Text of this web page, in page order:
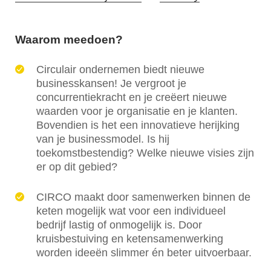
Waarom meedoen?
Circulair ondernemen biedt nieuwe
businesskansen! Je vergroot je
concurrentiekracht en je creëert nieuwe
waarden voor je organisatie en je klanten.
Bovendien is het een innovatieve herijking
van je businessmodel. Is hij
toekomstbestendig? Welke nieuwe visies zijn
er op dit gebied?
CIRCO maakt door samenwerken binnen de
keten mogelijk wat voor een individueel
bedrijf lastig of onmogelijk is. Door
kruisbestuiving en ketensamenwerking
worden ideeën slimmer én beter uitvoerbaar.